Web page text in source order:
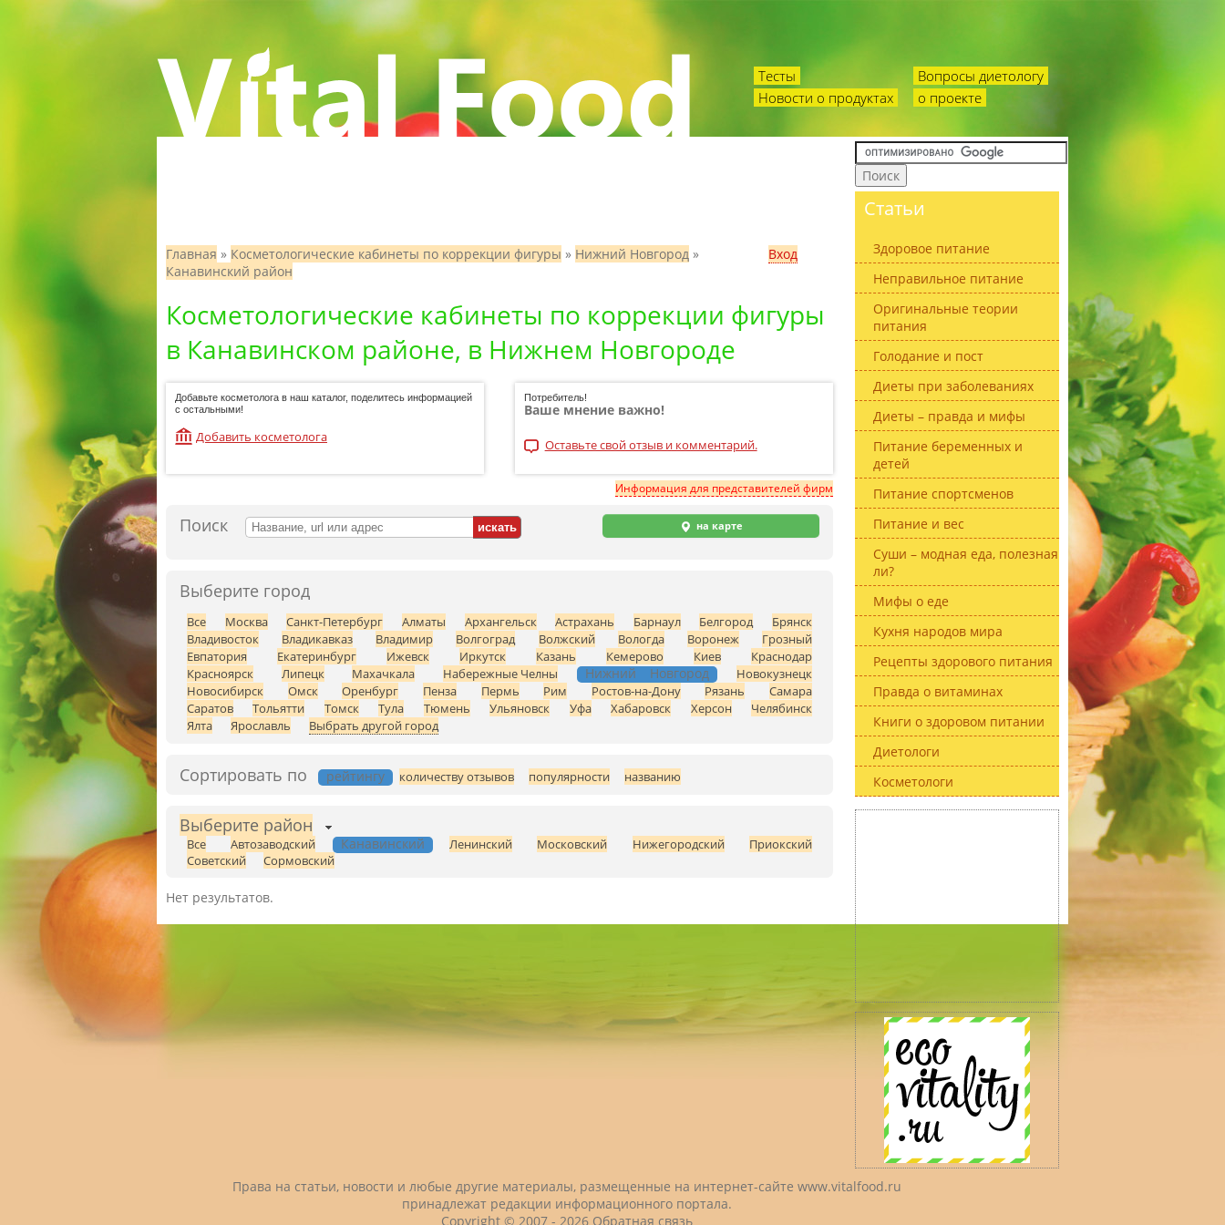
Тесты
Новости о продуктах
Вопросы диетологу
о проекте
Статьи
Здоровое питание
Неправильное питание
Оригинальные теории
питания
Голодание и пост
Диеты при заболеваниях
Диеты – правда и мифы
Питание беременных и
детей
Питание спортсменов
Питание и вес
Суши – модная еда, полезная
ли?
Мифы о еде
Кухня народов мира
Рецепты здорового питания
Правда о витаминах
Книги о здоровом питании
Диетологи
Косметологи
Главная » Косметологические кабинеты по коррекции фигуры » Нижний Новгород »
Канавинский район
Вход
Косметологические кабинеты по коррекции фигуры
в Канавинском районе, в Нижнем Новгороде
Добавьте косметолога в наш каталог, поделитесь информацией
с остальными!
Добавить косметолога
Потребитель!
Ваше мнение важно!
Оставьте свой отзыв и комментарий.
Информация для представителей фирм
Поиск на карте
Выберите город
Все Москва Санкт-Петербург Алматы Архангельск Астрахань Барнаул Белгород
Брянск
Владивосток
Владикавказ Владимир Волгоград Волжский Вологда Воронеж
Грозный
Евпатория
Екатеринбург Ижевск Иркутск Казань Кемерово Киев
Краснодар
Красноярск
Липецк Махачкала Набережные Челны Нижний Новгород
Новокузнецк
Новосибирск
Омск Оренбург Пенза Пермь Рим Ростов-на-Дону Рязань
Самара
Саратов
Тольятти Томск Тула Тюмень Ульяновск Уфа Хабаровск Херсон
Челябинск
Ялта
Ярославль Выбрать другой город
Сортировать по рейтингу количеству отзывов популярности названию
Выберите район
Все Автозаводский Канавинский Ленинский Московский Нижегородский
Приокский
Советский
Сормовский
Нет результатов.
Права на статьи, новости и любые другие материалы, размещенные на интернет-сайте www.vitalfood.ru
принадлежат редакции информационного портала.
Copyright © 2007 - 2026 Обратная связь